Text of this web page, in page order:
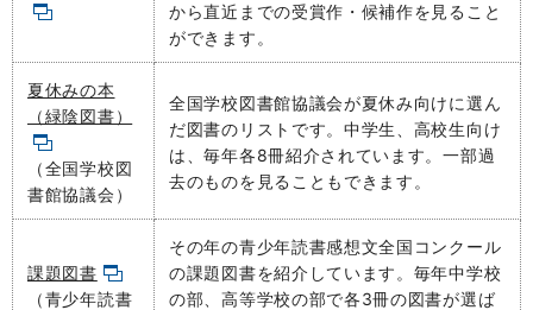
から直近までの受賞作・候補作を見ること
ができます。
夏休みの本
（緑陰図書）
（全国学校図
書館協議会）
全国学校図書館協議会が夏休み向けに選ん
だ図書のリストです。中学生、高校生向け
は、毎年各8冊紹介されています。一部過
去のものを見ることもできます。
課題図書
（青少年読書
その年の青少年読書感想文全国コンクール
の課題図書を紹介しています。毎年中学校
の部、高等学校の部で各3冊の図書が選ば